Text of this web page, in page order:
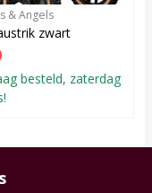
& Angels
zwart
besteld, zaterdag